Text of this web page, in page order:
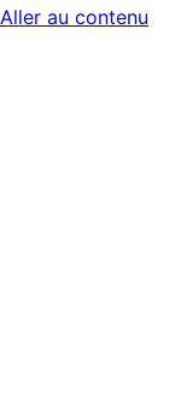
Aller au contenu